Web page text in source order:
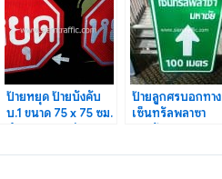
ป้ายหยุด ป้ายบังคับ
บ.1 ขนาด 75 x 75 ซม.
ป้ายลูกศรบอกทาง
เซ็นทรัลพลาซา